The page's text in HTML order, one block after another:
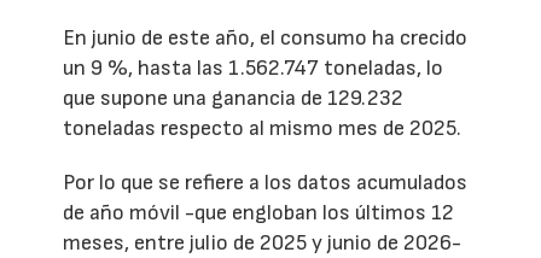
En junio de este año, el consumo ha crecido
un 9 %, hasta las 1.562.747 toneladas, lo
que supone una ganancia de 129.232
toneladas respecto al mismo mes de 2025.
Por lo que se refiere a los datos acumulados
de año móvil -que engloban los últimos 12
meses, entre julio de 2025 y junio de 2026-